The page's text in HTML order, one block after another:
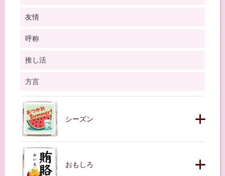
友情
呼称
推し活
方言
シーズン
おもしろ